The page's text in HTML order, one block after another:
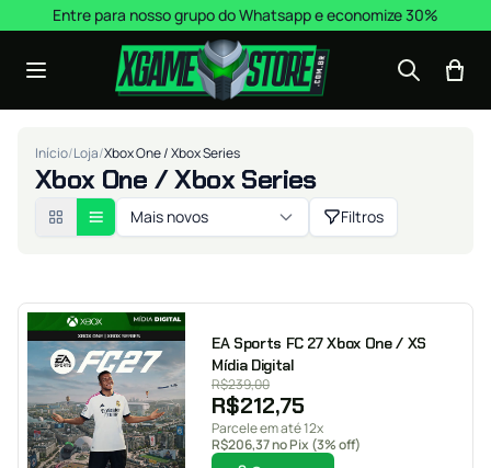
Pular para o conteúdo
Entre para nosso grupo do Whatsapp e economize 30%
Início/Loja/Xbox One / Xbox Series
Xbox One / Xbox Series
Mais novos Filtros
EA Sports FC 27 Xbox One / XS
Mídia Digital
R$239,00
R$212,75
Parcele em até 12x
R$206,37no Pix (3% off)